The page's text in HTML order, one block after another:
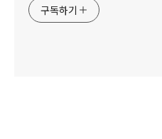
구독하기